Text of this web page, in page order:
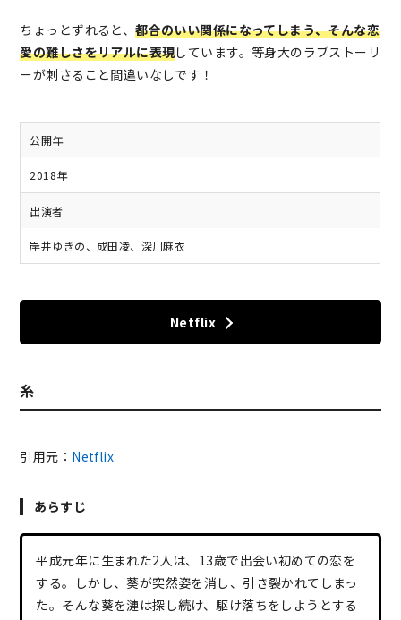
ちょっとずれると、都合のいい関係になってしまう、そんな恋
愛の難しさをリアルに表現しています。等身大のラブストーリ
ーが刺さること間違いなしです！
公開年
2018年
出演者
岸井ゆきの、成田凌、深川麻衣
Netflix
糸
引用元： Netflix
あらすじ
平成元年に生まれた2人は、13歳で出会い初めての恋を
する。しかし、葵が突然姿を消し、引き裂かれてしまっ
た。そんな葵を漣は探し続け、駆け落ちをしようとする